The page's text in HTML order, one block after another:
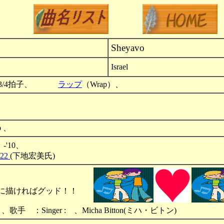
Sheyavo
Israel
3/4拍子、 ラップ（Wrap）、
ｐ、
-'10、
(下地宏美氏)
描ければグッド！！
歌手 ：Singer : 、Micha Bitton(ミハ・ビトン)